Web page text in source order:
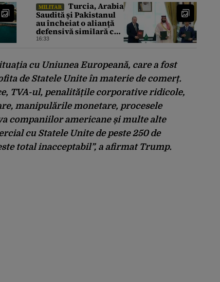
MILITAR
Turcia, Arabia
Saudită și Pakistanul
au încheiat o alianță
defensivă similară cu
NATO în lumea
Orientul Mijlociu
16:33
cu Uniunea Europeană, care a fost
de Statele Unite în materie de comerț.
TVA-ul, penalitățile corporative ridicole,
manipulările monetare, procesele
companiilor americane și multe alte
cu Statele Unite de peste 250 de
total inacceptabil”, a afirmat Trump.